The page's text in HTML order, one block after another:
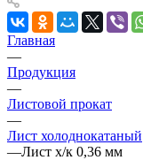
Главная
—
Продукция
—
Листовой прокат
—
Лист холоднокатаный
—Лист х/к 0,36 мм